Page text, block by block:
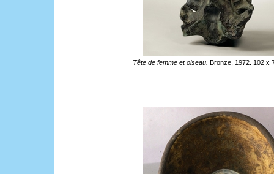
Tête de femme et oiseau. Bronze, 1972. 102 x